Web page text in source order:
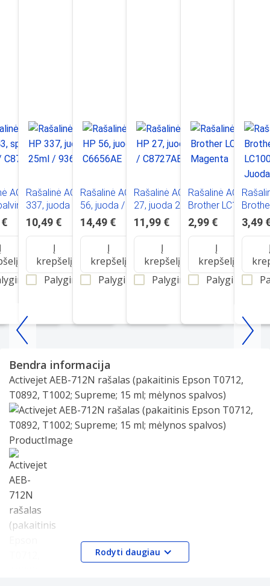
ACJ HP
21ml
Rašalinė ACJ HP
337, juoda 25ml /
9364
10,49 €
Į
krepšelį
Palyginti
Rašalinė ACJ HP
56, juoda /
C6656AE
14,49 €
Į
krepšelį
Palyginti
Rašalinė ACJ HP
27, juoda 20ml /
C8727AE
11,99 €
Į
krepšelį
Palyginti
Rašalinė ACJ
Brother LC1000M
Magenta
2,99 €
Į
krepšelį
Palyginti
3,49
Item
25
Bendra informacija
Activejet AEB-712N rašalas (pakaitinis Epson T0712,
T0892, T1002; Supreme; 15 ml; mėlynos spalvos)
Slide 1 of 1
Rodyti daugiau